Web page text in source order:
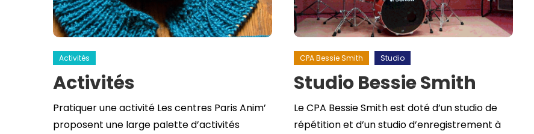
Activités
Activités
Pratiquer une activité Les centres Paris Anim’
proposent une large palette d’activités
CPA Bessie Smith Studio
Studio Bessie Smith
Le CPA Bessie Smith est doté d’un studio de
répétition et d’un studio d’enregistrement à